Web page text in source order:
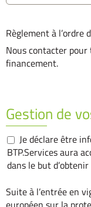
Règlement à l’ordre
Nous contacter
financement.
Gestion de
Je déclare être
BTP.Services aura
dans le but
Suite à l’entrée en